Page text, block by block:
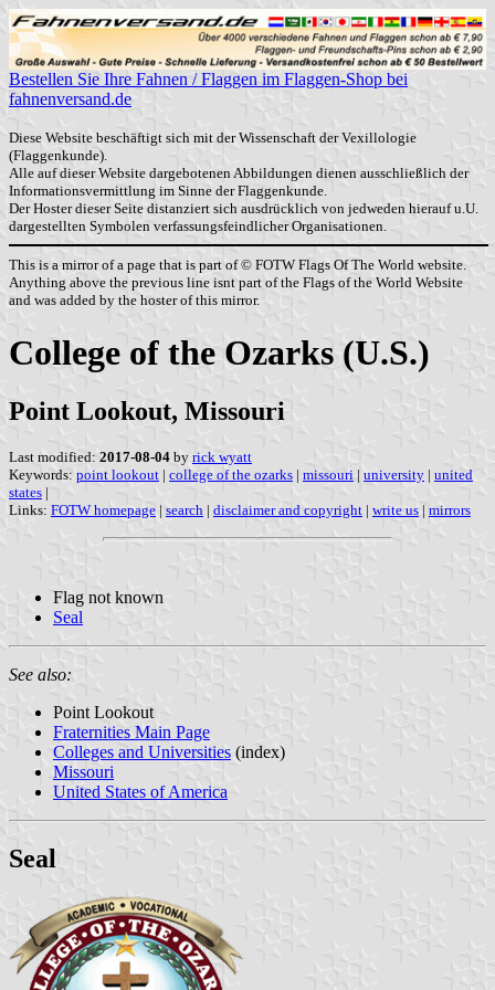
Bestellen Sie Ihre Fahnen / Flaggen im Flaggen-Shop bei
fahnenversand.de
Diese Website beschäftigt sich mit der Wissenschaft der Vexillologie
(Flaggenkunde).
Alle auf dieser Website dargebotenen Abbildungen dienen ausschließlich der
Informationsvermittlung im Sinne der Flaggenkunde.
Der Hoster dieser Seite distanziert sich ausdrücklich von jedweden hierauf u.U.
dargestellten Symbolen verfassungsfeindlicher Organisationen.
This is a mirror of a page that is part of © FOTW Flags Of The World website.
Anything above the previous line isnt part of the Flags of the World Website
and was added by the hoster of this mirror.
College of the Ozarks (U.S.)
Point Lookout, Missouri
Last modified: 2017-08-04 by rick wyatt
Keywords: point lookout | college of the ozarks | missouri | university | united
states |
Links: FOTW homepage | search | disclaimer and copyright | write us | mirrors
Flag not known
Seal
See also:
Point Lookout
Fraternities Main Page
Colleges and Universities (index)
Missouri
United States of America
Seal